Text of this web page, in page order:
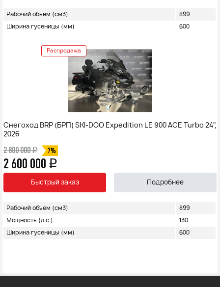
Рабочий объем (см3) 899
Ширина гусеницы (мм) 600
Распродажа
Снегоход BRP (БРП) SKI-DOO Expedition LE 900 ACE Turbo 24",
2026
2 800 000q 7%
2 600 000 q
Быстрый заказ Подробнее
Рабочий объем (см3) 899
Мощность (л.с.) 130
Ширина гусеницы (мм) 600